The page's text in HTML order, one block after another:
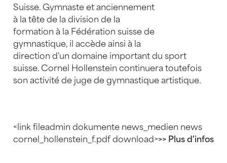
Suisse. Gymnaste et anciennement
à la tête de la division de la
formation à la Fédération suisse de
gymnastique, il accède ainsi à la
direction d'un domaine important du sport
suisse. Cornel Hollenstein continuera toutefois
son activité de juge de gymnastique artistique.
<link fileadmin dokumente news_medien news
cornel_hollenstein_f.pdf download>>> Plus d'infos